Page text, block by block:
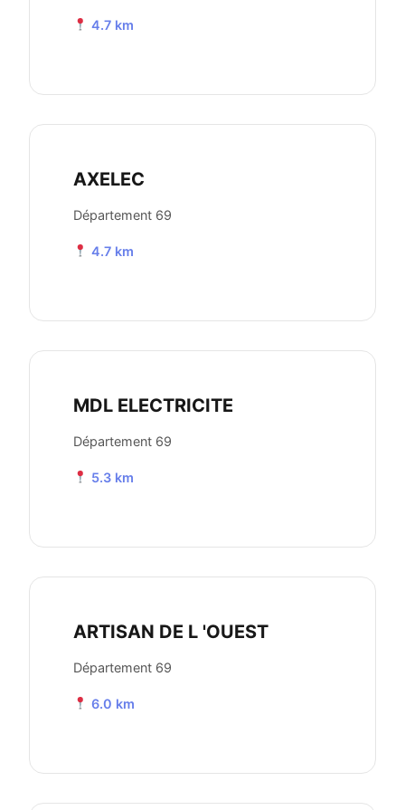
4.7 km
AXELEC
Département 69
4.7 km
MDL ELECTRICITE
Département 69
5.3 km
ARTISAN DE L 'OUEST
Département 69
6.0 km